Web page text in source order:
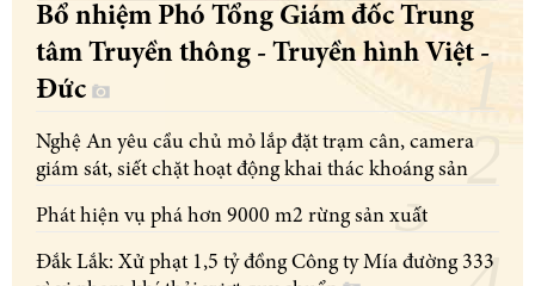
Bổ nhiệm Phó Tổng Giám đốc Trung
tâm Truyền thông - Truyền hình Việt -
Đức
Nghệ An yêu cầu chủ mỏ lắp đặt trạm cân, camera
giám sát, siết chặt hoạt động khai thác khoáng sản
Phát hiện vụ phá hơn 9000 m2 rừng sản xuất
Đắk Lắk: Xử phạt 1,5 tỷ đồng Công ty Mía đường 333